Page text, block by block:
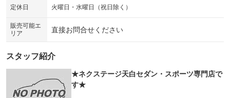
定休日 火曜日・水曜日（祝日除く）
販売可能エ
リア
直接お問合せください
スタッフ紹介
★ネクステージ天白セダン・スポーツ専門店で
す★